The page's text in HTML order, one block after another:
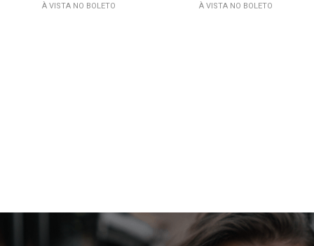
À VISTA NO BOLETO À VISTA NO BOLETO